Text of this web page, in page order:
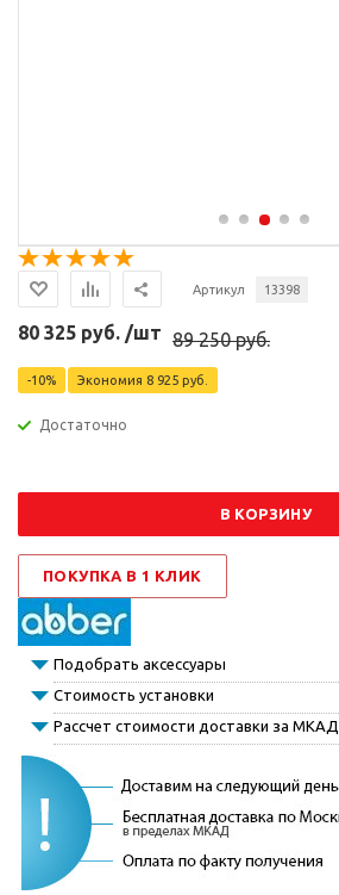
Артикул 13398
80 325 руб. /шт 89 250 руб.
-10% Экономия 8 925 руб.
Достаточно
В КОРЗИНУ
ПОКУПКА В 1 КЛИК
Подобрать аксессуары
Стоимость установки
Рассчет стоимости доставки за МКАД